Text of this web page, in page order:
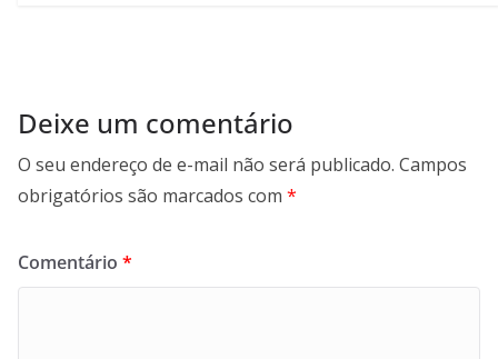
Deixe um comentário
O seu endereço de e-mail não será publicado. Campos
obrigatórios são marcados com *
Comentário *